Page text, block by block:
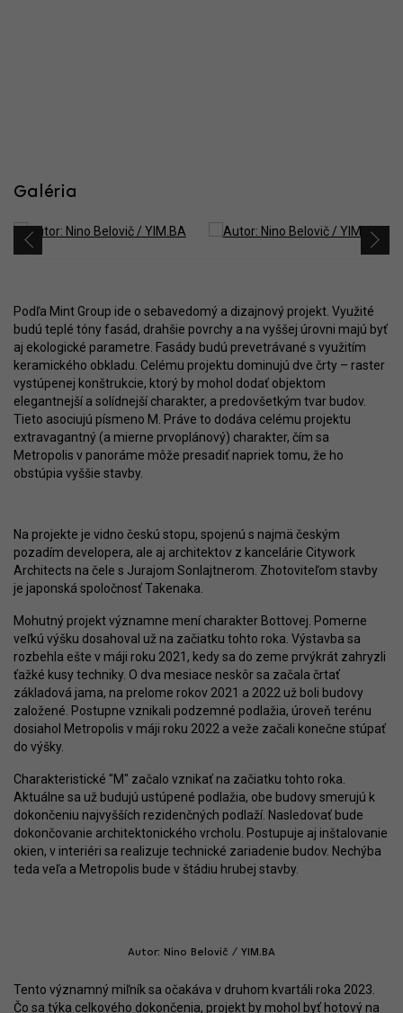
Galéria
Podľa Mint Group ide o sebavedomý a dizajnový projekt. Využité
budú teplé tóny fasád, drahšie povrchy a na vyššej úrovni majú byť
aj ekologické parametre. Fasády budú prevetrávané s využitím
keramického obkladu. Celému projektu dominujú dve črty – raster
vystúpenej konštrukcie, ktorý by mohol dodať objektom
elegantnejší a solídnejší charakter, a predovšetkým tvar budov.
Tieto asociujú písmeno M. Práve to dodáva celému projektu
extravagantný (a mierne prvoplánový) charakter, čím sa
Metropolis v panoráme môže presadiť napriek tomu, že ho
obstúpia vyššie stavby.
Na projekte je vidno českú stopu, spojenú s najmä českým
pozadím developera, ale aj architektov z kancelárie Citywork
Architects na čele s Jurajom Sonlajtnerom. Zhotoviteľom stavby
je japonská spoločnosť Takenaka.
Mohutný projekt významne mení charakter Bottovej. Pomerne
veľkú výšku dosahoval už na začiatku tohto roka. Výstavba sa
rozbehla ešte v máji roku 2021, kedy sa do zeme prvýkrát zahryzli
ťažké kusy techniky. O dva mesiace neskôr sa začala črtať
základová jama, na prelome rokov 2021 a 2022 už boli budovy
založené. Postupne vznikali podzemné podlažia, úroveň terénu
dosiahol Metropolis v máji roku 2022 a veže začali konečne stúpať
do výšky.
Charakteristické "M" začalo vznikať na začiatku tohto roka.
Aktuálne sa už budujú ustúpené podlažia, obe budovy smerujú k
dokončeniu najvyšších rezidenčných podlaží. Nasledovať bude
dokončovanie architektonického vrcholu. Postupuje aj inštalovanie
okien, v interiéri sa realizuje technické zariadenie budov. Nechýba
teda veľa a Metropolis bude v štádiu hrubej stavby.
Autor: Nino Belovič / YIM.BA
Tento významný miľník sa očakáva v druhom kvartáli roka 2023.
Čo sa týka celkového dokončenia, projekt by mohol byť hotový na